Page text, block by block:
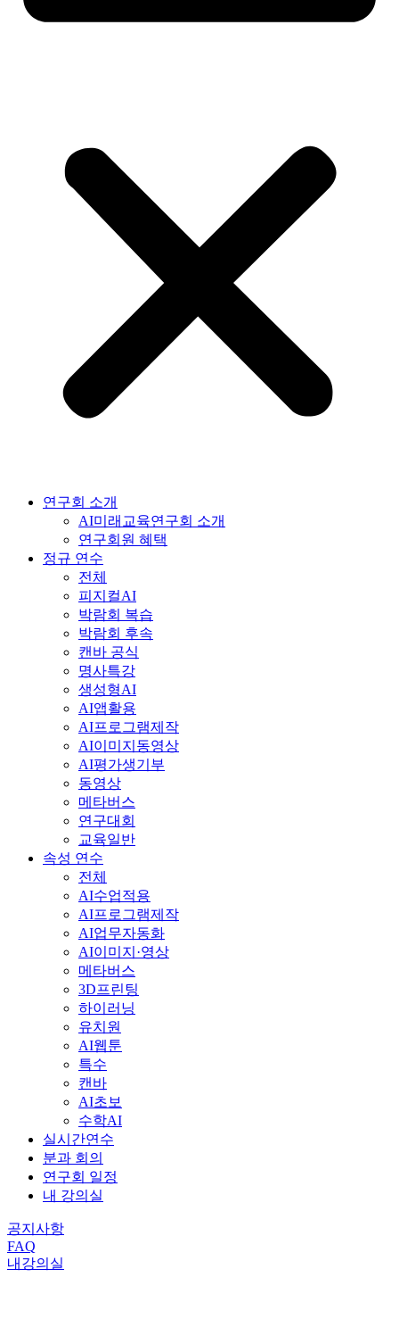
연구회 소개
AI미래교육연구회 소개
연구회원 혜택
정규 연수
전체
피지컬AI
박람회 복습
박람회 후속
캔바 공식
명사특강
생성형AI
AI앱활용
AI프로그램제작
AI이미지동영상
AI평가생기부
동영상
메타버스
연구대회
교육일반
속성 연수
전체
AI수업적용
AI프로그램제작
AI업무자동화
AI이미지·영상
메타버스
3D프린팅
하이러닝
유치원
AI웹툰
특수
캔바
AI초보
수학AI
실시간연수
분과 회의
연구회 일정
내 강의실
공지사항
FAQ
내강의실